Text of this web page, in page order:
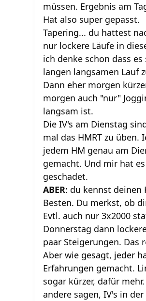
müssen. Ergebnis am
Hat also super gepasst.
Tapering... du hattest
nur lockere Läufe in
ich denke schon dass
langen langsamen Lauf
Dann eher morgen
morgen auch "nur"
langsam ist.
Die IV's am Dienstag
mal das HMRT zu üben.
jedem HM genau am
gemacht. Und mir hat
geschadet.
ABER: du kennst deinen
Besten. Du merkst, ob
Evtl. auch nur 3x2000
Donnerstag dann
paar Steigerungen. Das
Aber wie gesagt, jeder
Erfahrungen gemacht.
sogar kürzer, dafür
andere sagen, IV's in